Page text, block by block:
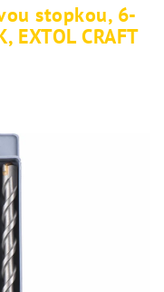
stopkou, 6-
EXTOL CRAFT